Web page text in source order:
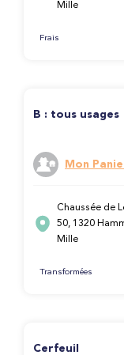
Mille
Frais
B : tous usages
Mon
Chaussée de
50, 1320
Mille
Transformées
Cerfeuil